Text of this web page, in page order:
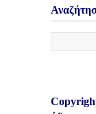
Άρθρων